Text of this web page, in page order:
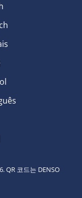
QR 코드는 DENSO